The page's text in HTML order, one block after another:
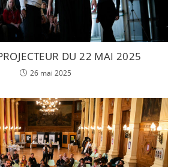
DU 22 MAI 2025
26 mai 2025